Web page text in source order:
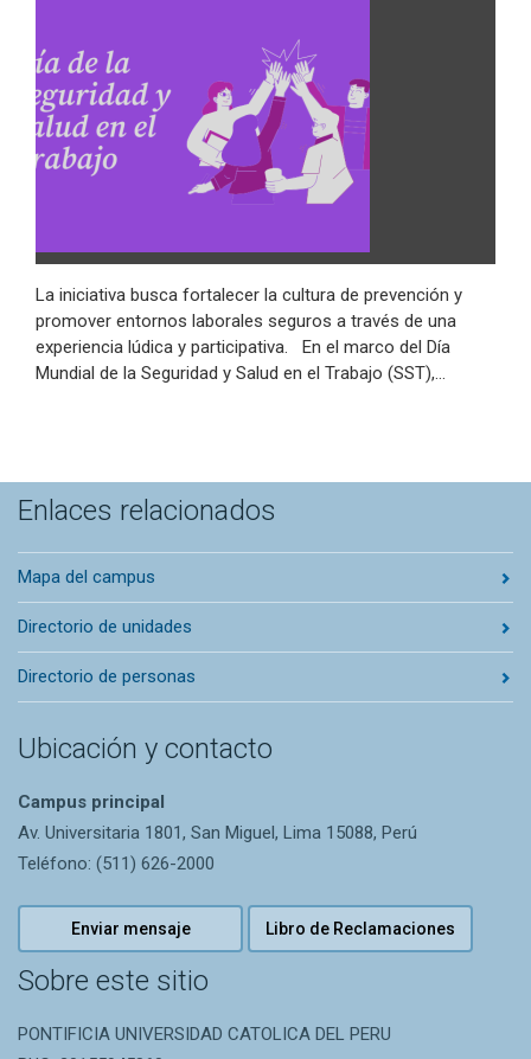
La iniciativa busca fortalecer la cultura de prevención y
promover entornos laborales seguros a través de una
experiencia lúdica y participativa. En el marco del Día
Mundial de la Seguridad y Salud en el Trabajo (SST),…
Enlaces relacionados
Mapa del campus
Directorio de unidades
Directorio de personas
Ubicación y contacto
Campus principal
Av. Universitaria 1801, San Miguel, Lima 15088, Perú
Teléfono: (511) 626-2000
Enviar mensaje Libro de Reclamaciones
Sobre este sitio
PONTIFICIA UNIVERSIDAD CATOLICA DEL PERU